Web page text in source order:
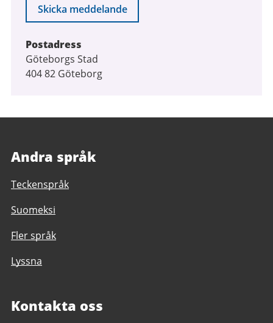
Skicka meddelande
Postadress
Göteborgs Stad
404 82 Göteborg
Andra språk
Teckenspråk
Suomeksi
Fler språk
Lyssna
Kontakta oss